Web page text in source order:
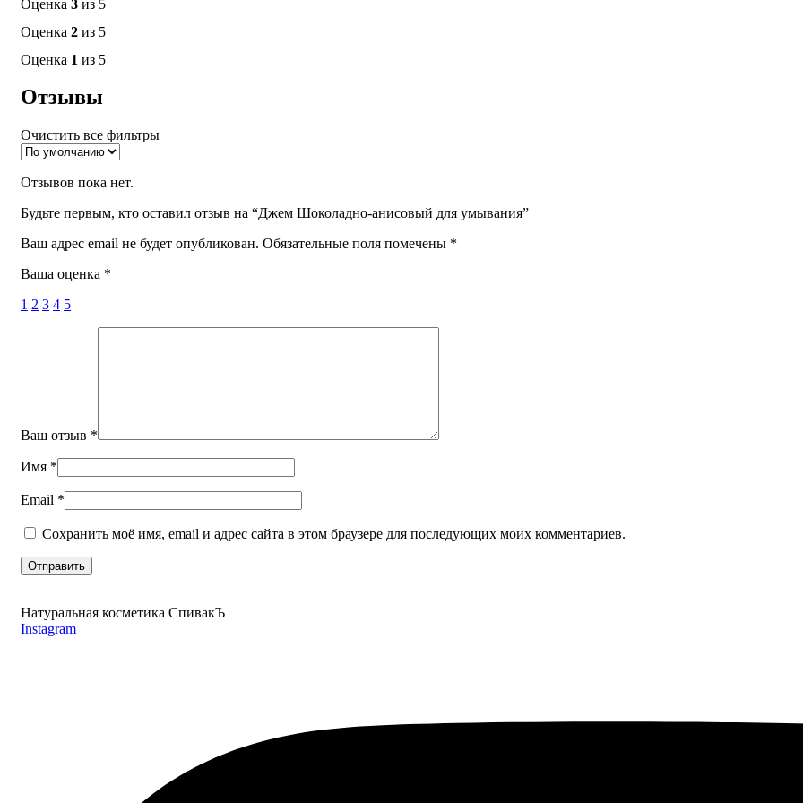
Оценка 3 из 5
Оценка 2 из 5
Оценка 1 из 5
Отзывы
Очистить все фильтры
Отзывов пока нет.
Будьте первым, кто оставил отзыв на “Джем Шоколадно-анисовый для умывания”
Ваш адрес email не будет опубликован. Обязательные поля помечены *
Ваша оценка *
1 2 3 4 5
Ваш отзыв *
Имя *
Email *
Сохранить моё имя, email и адрес сайта в этом браузере для последующих моих комментариев.
Натуральная косметика СпивакЪ
Instagram